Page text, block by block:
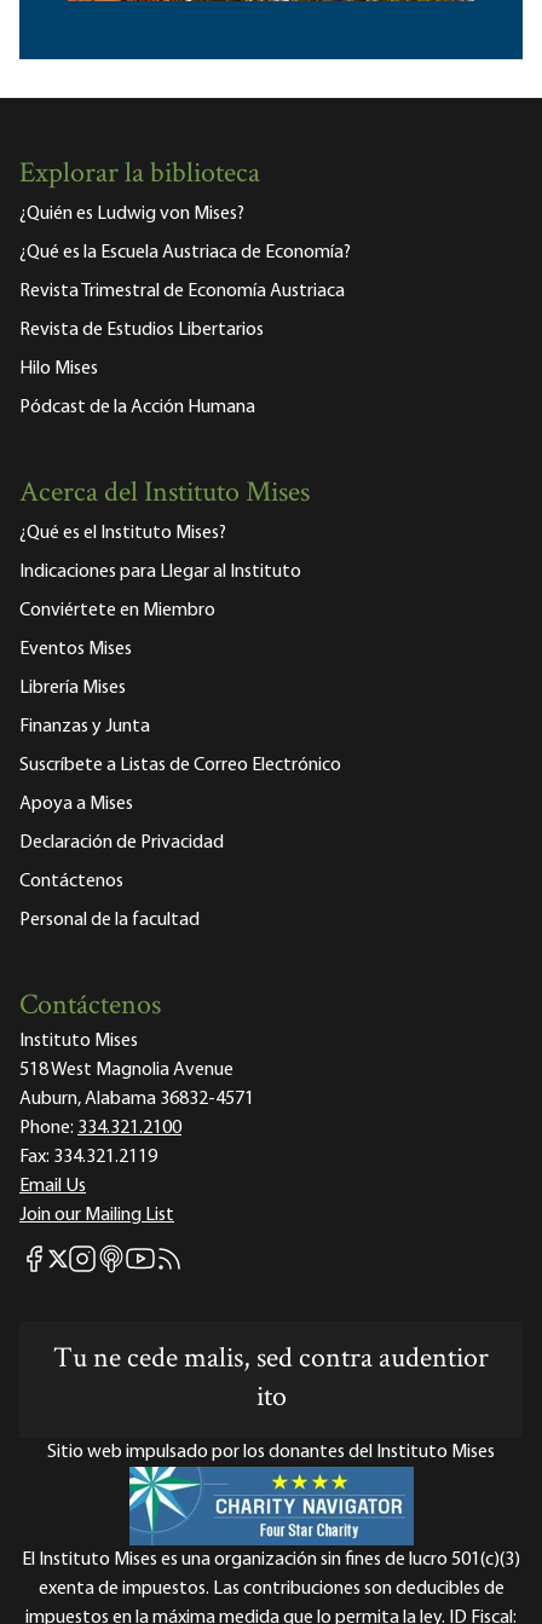
Explorar la biblioteca
¿Quién es Ludwig von Mises?
¿Qué es la Escuela Austriaca de Economía?
Revista Trimestral de Economía Austriaca
Revista de Estudios Libertarios
Hilo Mises
Pódcast de la Acción Humana
Acerca del Instituto Mises
¿Qué es el Instituto Mises?
Indicaciones para Llegar al Instituto
Conviértete en Miembro
Eventos Mises
Librería Mises
Finanzas y Junta
Suscríbete a Listas de Correo Electrónico
Apoya a Mises
Declaración de Privacidad
Contáctenos
Personal de la facultad
Contáctenos
Instituto Mises
518 West Magnolia Avenue
Auburn, Alabama 36832-4571
Phone: 334.321.2100
Fax: 334.321.2119
Email Us
Join our Mailing List
Mises Facebook
Mises X
Mises Instagram
Mises itunes
Mises Youtube
Mises RSS feed
Tu ne cede malis, sed contra audentior
ito
Sitio web impulsado por los donantes del Instituto Mises
El Instituto Mises es una organización sin fines de lucro 501(c)(3)
exenta de impuestos. Las contribuciones son deducibles de
impuestos en la máxima medida que lo permita la ley. ID Fiscal: